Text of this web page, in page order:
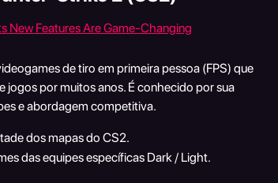
de tiro em primeira pessoa (FPS) que
por muitos anos. É conhecido por sua
e abordagem competitiva.
dos mapas do CS2.
das equipes específicas Dark / Light.